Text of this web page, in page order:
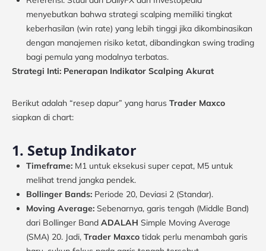
menyebutkan bahwa strategi scalping memiliki tingkat
keberhasilan (win rate) yang lebih tinggi jika dikombinasikan
dengan manajemen risiko ketat, dibandingkan swing trading
bagi pemula yang modalnya terbatas.
Strategi Inti: Penerapan Indikator Scalping Akurat
Berikut adalah “resep dapur” yang harus Trader Maxco
siapkan di chart:
1. Setup Indikator
Timeframe: M1 untuk eksekusi super cepat, M5 untuk
melihat trend jangka pendek.
Bollinger Bands: Periode 20, Deviasi 2 (Standar).
Moving Average: Sebenarnya, garis tengah (Middle Band)
dari Bollinger Band ADALAH Simple Moving Average
(SMA) 20. Jadi, Trader Maxco tidak perlu menambah garis